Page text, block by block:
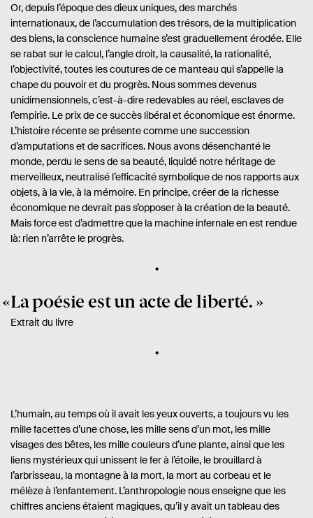
Or, depuis l’époque des dieux uniques, des marchés
internationaux, de l’accumulation des trésors, de la multiplication
des biens, la conscience humaine s’est graduellement érodée. Elle
se rabat sur le calcul, l’angle droit, la causalité, la rationalité,
l’objectivité, toutes les coutures de ce manteau qui s’appelle la
chape du pouvoir et du progrès. Nous sommes devenus
unidimensionnels, c’est-à-dire redevables au réel, esclaves de
l’empirie. Le prix de ce succès libéral et économique est énorme.
L’histoire récente se présente comme une succession
d’amputations et de sacrifices. Nous avons désenchanté le
monde, perdu le sens de sa beauté, liquidé notre héritage de
merveilleux, neutralisé l’efficacité symbolique de nos rapports aux
objets, à la vie, à la mémoire. En principe, créer de la richesse
économique ne devrait pas s’opposer à la création de la beauté.
Mais force est d’admettre que la machine infernale en est rendue
là: rien n’arrête le progrès.
La poésie est un acte de liberté.
Extrait du livre
L’humain, au temps où il avait les yeux ouverts, a toujours vu les
mille facettes d’une chose, les mille sens d’un mot, les mille
visages des bêtes, les mille couleurs d’une plante, ainsi que les
liens mystérieux qui unissent le fer à l’étoile, le brouillard à
l’arbrisseau, la montagne à la mort, la mort au corbeau et le
mélèze à l’enfantement. L’anthropologie nous enseigne que les
chiffres anciens étaient magiques, qu’il y avait un tableau des